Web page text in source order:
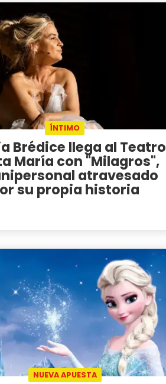
ÍNTIMO
Brédice llega al Teatro
María con "Milagros",
atravesado
su propia historia
NUEVA APUESTA